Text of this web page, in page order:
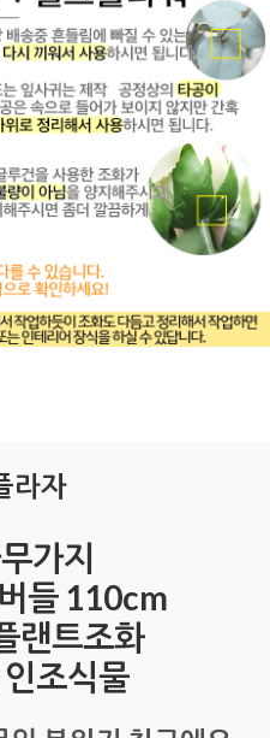
라자
가지
들 110cm
랜트조화
조식물